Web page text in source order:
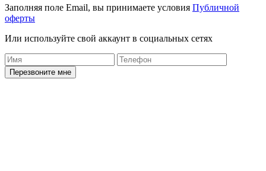
Заполняя поле Email, вы принимаете условия Публичной
оферты
Или используйте свой аккаунт в социальных сетях